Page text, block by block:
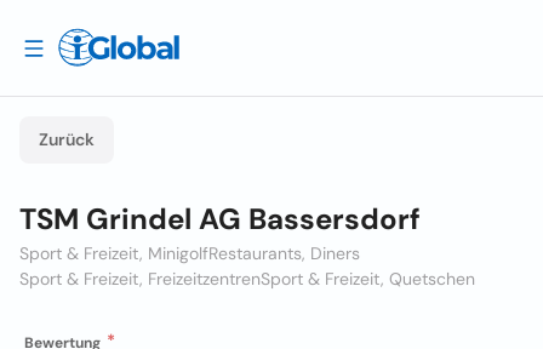
Zurück
TSM Grindel AG Bassersdorf
Sport & Freizeit, MinigolfRestaurants, Diners
Sport & Freizeit, FreizeitzentrenSport & Freizeit, Quetschen
Bewertung